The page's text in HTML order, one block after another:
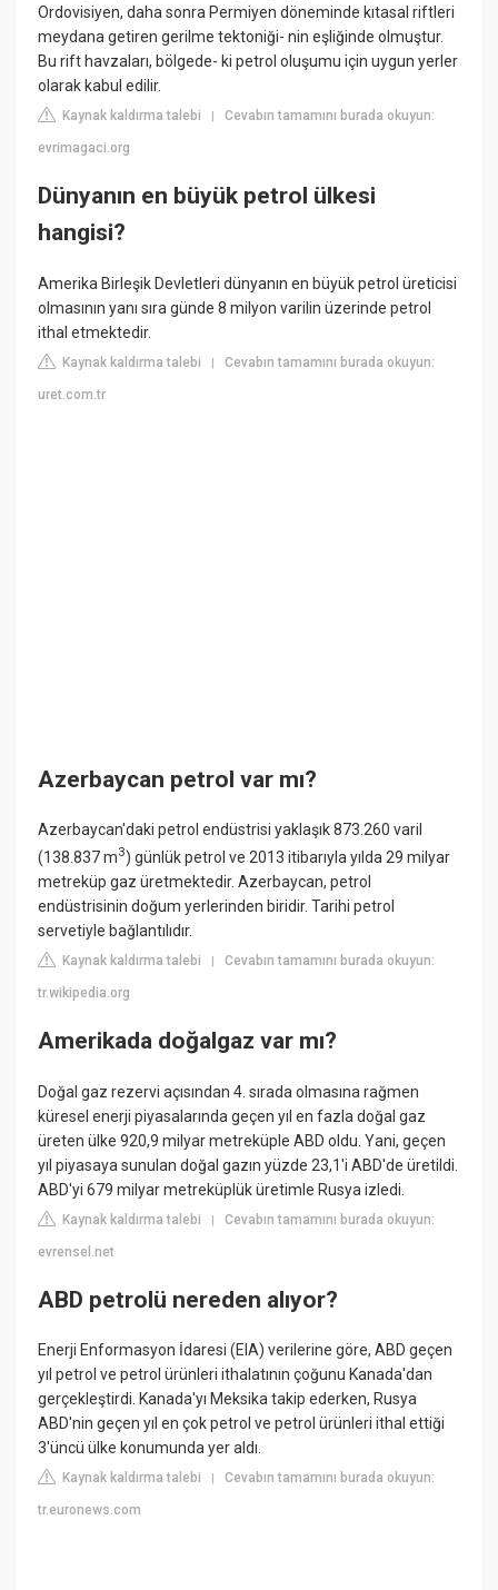
Ordovisiyen, daha sonra Permiyen döneminde kıtasal riftleri
meydana getiren gerilme tektoniği- nin eşliğinde olmuştur.
Bu rift havzaları, bölgede- ki petrol oluşumu için uygun yerler
olarak kabul edilir.
Kaynak kaldırma talebi |Cevabın tamamını burada okuyun:
evrimagaci.org
Dünyanın en büyük petrol ülkesi
hangisi?
Amerika Birleşik Devletleri dünyanın en büyük petrol üreticisi
olmasının yanı sıra günde 8 milyon varilin üzerinde petrol
ithal etmektedir.
Kaynak kaldırma talebi |Cevabın tamamını burada okuyun:
uret.com.tr
Azerbaycan petrol var mı?
Azerbaycan'daki petrol endüstrisi yaklaşık 873.260 varil
(138.837 m3) günlük petrol ve 2013 itibarıyla yılda 29 milyar
metreküp gaz üretmektedir. Azerbaycan, petrol
endüstrisinin doğum yerlerinden biridir. Tarihi petrol
servetiyle bağlantılıdır.
Kaynak kaldırma talebi |Cevabın tamamını burada okuyun:
tr.wikipedia.org
Amerikada doğalgaz var mı?
Doğal gaz rezervi açısından 4. sırada olmasına rağmen
küresel enerji piyasalarında geçen yıl en fazla doğal gaz
üreten ülke 920,9 milyar metreküple ABD oldu. Yani, geçen
yıl piyasaya sunulan doğal gazın yüzde 23,1'i ABD'de üretildi.
ABD'yi 679 milyar metreküplük üretimle Rusya izledi.
Kaynak kaldırma talebi |Cevabın tamamını burada okuyun:
evrensel.net
ABD petrolü nereden alıyor?
Enerji Enformasyon İdaresi (EIA) verilerine göre, ABD geçen
yıl petrol ve petrol ürünleri ithalatının çoğunu Kanada'dan
gerçekleştirdi. Kanada'yı Meksika takip ederken, Rusya
ABD'nin geçen yıl en çok petrol ve petrol ürünleri ithal ettiği
3'üncü ülke konumunda yer aldı.
Kaynak kaldırma talebi |Cevabın tamamını burada okuyun:
tr.euronews.com